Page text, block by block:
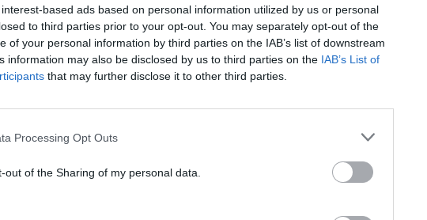
based ads based on personal information utilized by us or personal
to third parties prior to your opt-out. You may separately opt-out of the
of your personal information by third parties on the IAB’s list of downstream
information may also be disclosed by us to third parties on the IAB’s List of
that may further disclose it to other third parties.
Processing Opt Outs
out of the Sharing of my personal data.